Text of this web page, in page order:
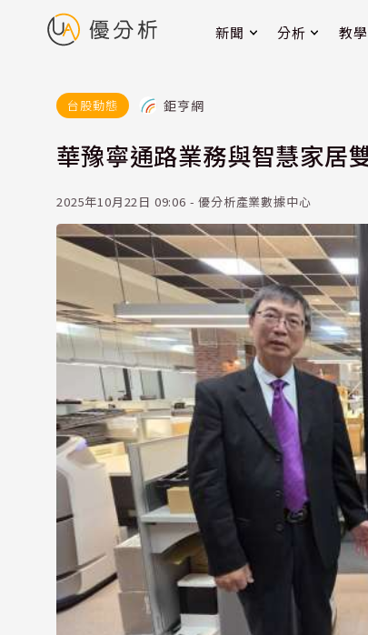
新聞 分析 教學
台股動態 鉅亨網
華豫寧通路業務與智慧家居
2025年10月22日 09:06 - 優分析產業數據中心